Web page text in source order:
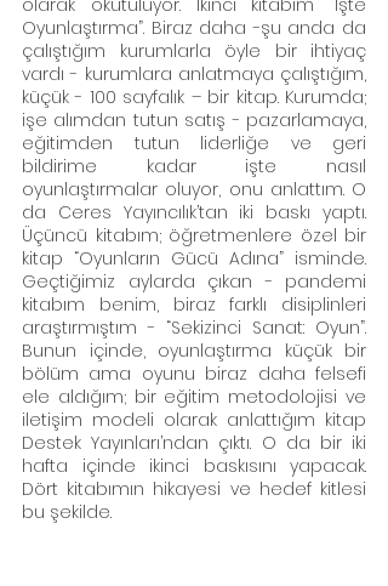
olarak okutuluyor. İkinci kitabım “İşte
Oyunlaştırma”. Biraz daha -şu anda da
çalıştığım kurumlarla öyle bir ihtiyaç
vardı - kurumlara anlatmaya çalıştığım,
küçük - 100 sayfalık – bir kitap. Kurumda;
işe alımdan tutun satış - pazarlamaya,
eğitimden tutun liderliğe ve geri
bildirime kadar işte nasıl
oyunlaştırmalar oluyor, onu anlattım. O
da Ceres Yayıncılık’tan iki baskı yaptı.
Üçüncü kitabım; öğretmenlere özel bir
kitap “Oyunların Gücü Adına” isminde.
Geçtiğimiz aylarda çıkan - pandemi
kitabım benim, biraz farklı disiplinleri
araştırmıştım - “Sekizinci Sanat: Oyun”.
Bunun içinde, oyunlaştırma küçük bir
bölüm ama oyunu biraz daha felsefi
ele aldığım; bir eğitim metodolojisi ve
iletişim modeli olarak anlattığım kitap
Destek Yayınları’ndan çıktı. O da bir iki
hafta içinde ikinci baskısını yapacak.
Dört kitabımın hikayesi ve hedef kitlesi
bu şekilde.